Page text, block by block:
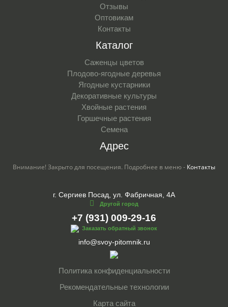
Отзывы
Оптовикам
Контакты
Каталог
Саженцы цветов
Плодово-ягодные деревья
Ягодные кустарники
Декоративные культуры
Хвойные растения
Горшечные растения
Семена
Адрес
Внимание! Закрыто для посещения. Подробнее в меню - Контакты
г. Сергиев Посад, ул. Фабричная, 4А
Другой город
+7 (931) 009-29-16
Заказать обратный звонок
info@svoy-pitomnik.ru
Политика конфиденциальности
Рекомендательные технологии
Карта сайта